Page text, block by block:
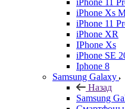
iPhone 11
iPhone Xs
iPhone 11
iPhone XR
IPhone Xs
iPhone SE
Iphone 8
Samsung Galaxy
Назад
Samsung